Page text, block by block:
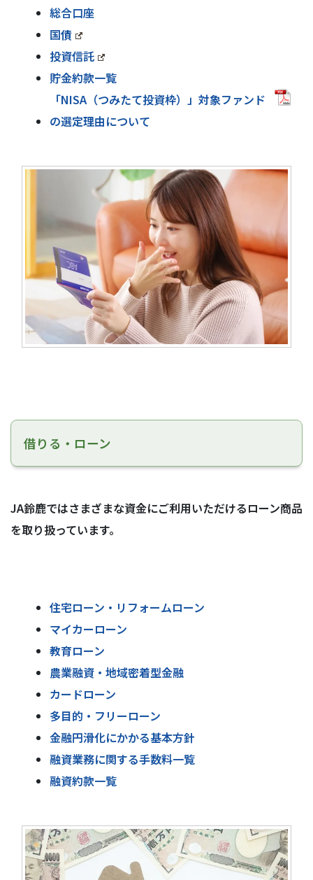
総合口座
国債
投資信託
貯金約款一覧
「NISA（つみたて投資枠）」対象ファンド
の選定理由について
借りる・ローン
JA鈴鹿ではさまざまな資金にご利用いただけるローン商品
を取り扱っています。
住宅ローン・リフォームローン
マイカーローン
教育ローン
農業融資・地域密着型金融
カードローン
多目的・フリーローン
金融円滑化にかかる基本方針
融資業務に関する手数料一覧
融資約款一覧